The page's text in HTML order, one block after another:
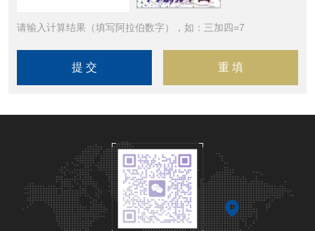
请输入计算结果（填写阿拉伯数字），如：三加四=7